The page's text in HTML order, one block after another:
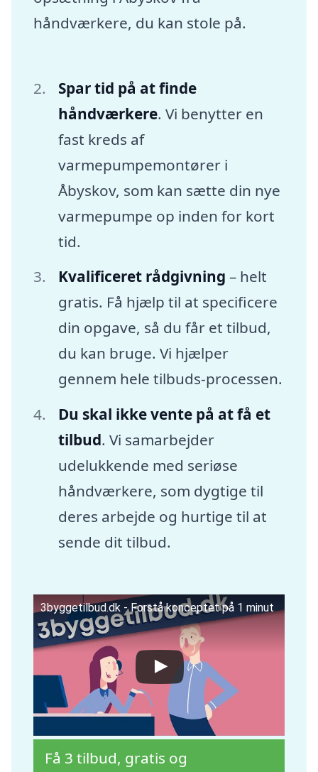
håndværkere, du kan stole på.
Spar tid på at finde
håndværkere. Vi benytter en
fast kreds af
varmepumpemontører i
Åbyskov, som kan sætte din nye
varmepumpe op inden for kort
tid.
Kvalificeret rådgivning – helt
gratis. Få hjælp til at specificere
din opgave, så du får et tilbud,
du kan bruge. Vi hjælper
gennem hele tilbuds-processen.
Du skal ikke vente på at få et
tilbud. Vi samarbejder
udelukkende med seriøse
håndværkere, som dygtige til
deres arbejde og hurtige til at
sende dit tilbud.
3byggetilbud.dk - Forstå konceptet på 1 minut
Få 3 tilbud, gratis og